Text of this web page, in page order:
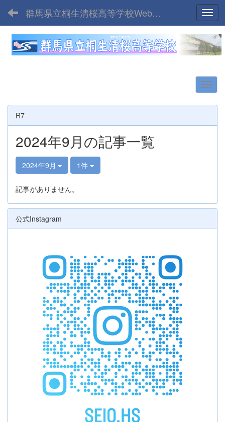
群馬県立桐生清桜高等学校Webサイト
R7
2024年9月の記事一覧
2024年9月 1件
記事がありません。
公式Instagram